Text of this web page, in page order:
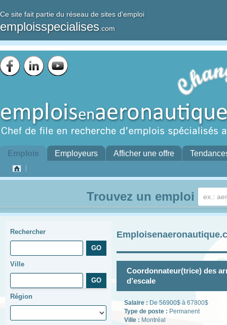
Ce site fait partie du réseau de sites d'emploi
emploisspecialises .com
Emplois Employeurs Afficher une offre
Trouvez un emploi
Rechercher
Ville
Région
Coordonnateur(trice) des
d’escale
Salaire : De 56900$ à 67800$
Type de poste : Permanent
Ville : Montréal